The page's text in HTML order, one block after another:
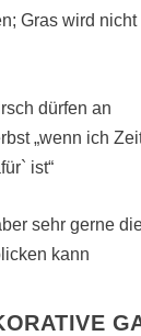
Gras wird nicht
dürfen an
„wenn ich
ist“
sehr gerne
kann